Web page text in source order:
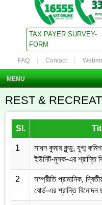
TAX PAYER SURVEY-
FORM
FAQ Contact
MENU
REST &
Sl.
1
সাধন কুমার কুন্ডু, যুগ্ম
ইউনিট-মূসক-এর শ্রান্তি
2
সম্প্রীতি প্রামানিক,
বোর্ড-এর শ্রান্তি বিনোদন